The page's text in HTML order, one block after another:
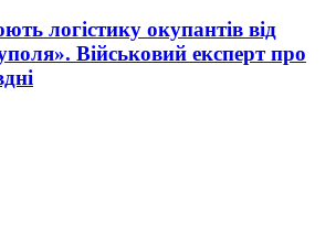
логістику окупантів від
Військовий експерт про